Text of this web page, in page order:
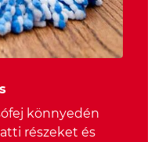
könnyedén
részeket és